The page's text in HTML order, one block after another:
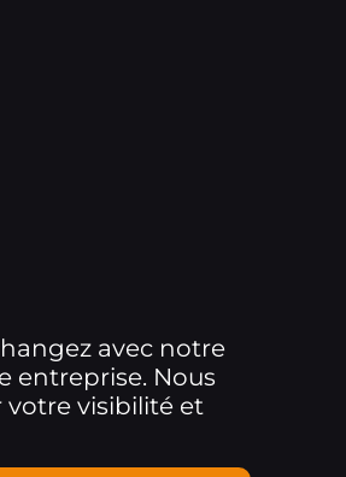
avec notre
entreprise. Nous
votre visibilité et